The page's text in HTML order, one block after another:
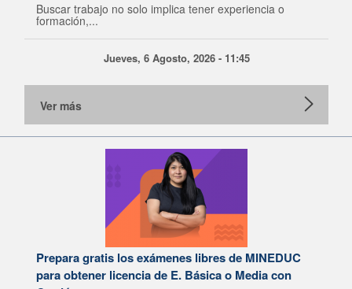
Buscar trabajo no solo implica tener experiencia o
formación,...
Jueves, 6 Agosto, 2026 - 11:45
Ver más
Prepara gratis los exámenes libres de MINEDUC
para obtener licencia de E. Básica o Media con